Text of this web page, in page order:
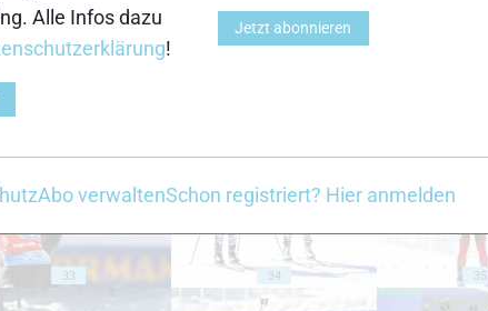
33 34 35
Alle Infos dazu
!
Jetzt abonnieren
Abo verwaltenSchon registriert? Hier anmelden